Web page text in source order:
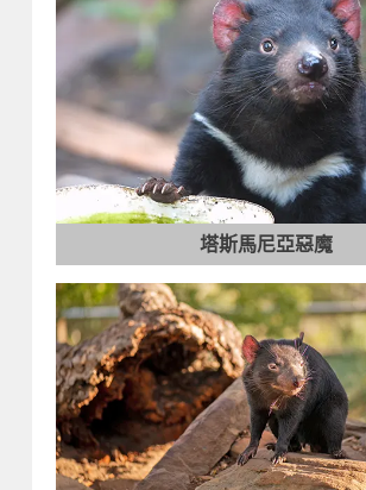
塔斯馬尼亞惡魔